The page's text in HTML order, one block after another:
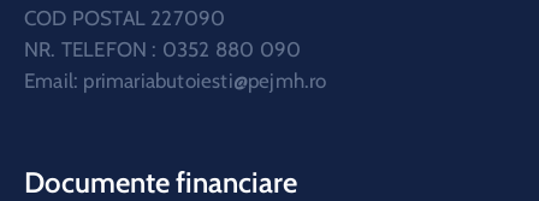
COD POSTAL 227090
NR. TELEFON : 0352 880 090
Email: primariabutoiesti@pejmh.ro
Documente financiare